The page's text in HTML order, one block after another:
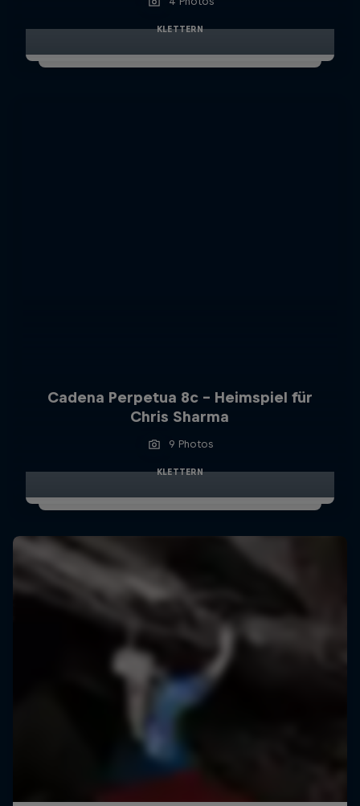
KLETTERN
Cadena Perpetua 8c - Heimspiel für
Chris Sharma
9 Photos
KLETTERN